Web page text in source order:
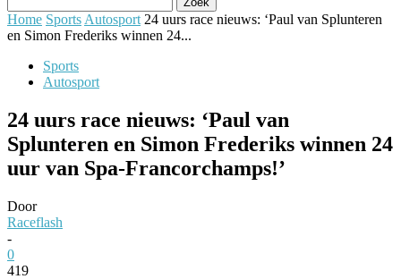
Home Sports Autosport 24 uurs race nieuws: ‘Paul van Splunteren
en Simon Frederiks winnen 24...
Sports
Autosport
24 uurs race nieuws: ‘Paul van
Splunteren en Simon Frederiks winnen 24
uur van Spa-Francorchamps!’
Door
Raceflash
-
0
419